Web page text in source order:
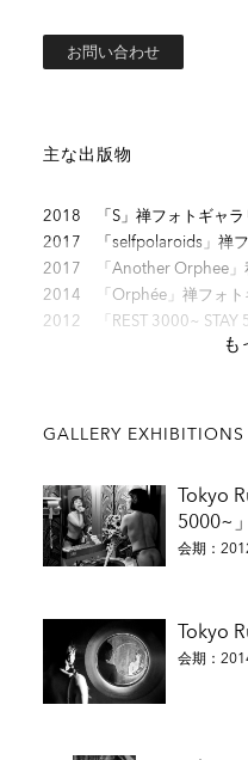
お問い合わせ
主な出版物
2018 「S」禅フォトギャラ
2017 「selfpolaroids」禅フ
2017 「Another Orphee」
2014 「Orphée」禅フォト
2012 「REST 3000~ STAY
2021 「S TRIP 」禅フォト
2020 「The Story of S」6
術館（エッセン、ドイツ）
2018 「S」禅フォトギャラ
2016 「I’m only happy
リー フォトグラフィー パリ
2014 「Orphée」
も
GALLERY EXHIBITIONS
Tokyo
5000~」
会期：
Tokyo
会期：